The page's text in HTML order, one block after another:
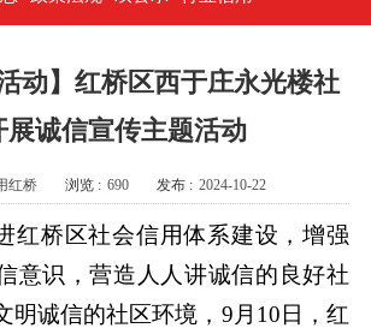
动】红桥区西于庄永光楼社
展诚信宣传主题活动
红桥 浏览 : 690 发布 : 2024-10-22
红桥区社会信用体系建设，增强
意识，营造人人讲诚信的良好社
明诚信的社区环境，9月10日，红